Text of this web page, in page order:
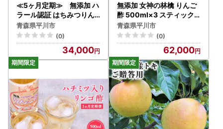
≪5ヶ月定期≫ 無添加 ハ
ラール認証 はちみつりん
ご酢 500ml×1本 青森県産
[hi-0013-003]
青森県平川市
(0)
34,000
無添加 女神の林檎 りんご
酢 500ml×3 スティック
ゼリー 10g×30包 青森県
産[hi-0013-009]
青森県平川市
(0)
62,000